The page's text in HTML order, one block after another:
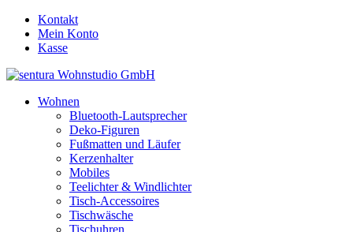
Kontakt
Mein Konto
Kasse
Wohnen
Bluetooth-Lautsprecher
Deko-Figuren
Fußmatten und Läufer
Kerzenhalter
Mobiles
Teelichter & Windlichter
Tisch-Accessoires
Tischwäsche
Tischuhren